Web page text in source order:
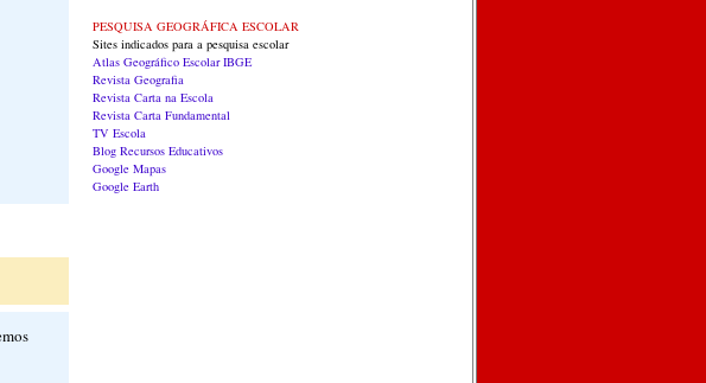
PESQUISA GEOGRÁFICA ESCOLAR
Sites indicados para a pesquisa escolar
Atlas Geográfico Escolar IBGE
Revista Geografia
Revista Carta na Escola
Revista Carta Fundamental
TV Escola
Blog Recursos Educativos
Google Mapas
Google Earth